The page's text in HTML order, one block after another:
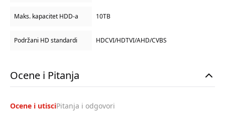
Maks. kapacitet HDD-a 10TB
Podržani HD standardi HDCVI/HDTVI/AHD/CVBS
Ocene i Pitanja
Ocene i utisciPitanja i odgovori